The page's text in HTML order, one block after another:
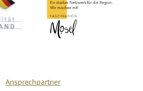
Ansprechpartner